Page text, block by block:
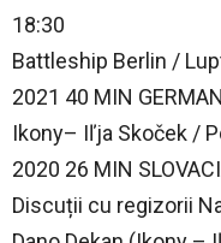
18:30
Battleship Berlin /
2021 40 MIN
Ikony– Iľja Skoček /
2020 26 MIN
Discuții cu regizorii